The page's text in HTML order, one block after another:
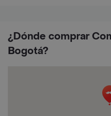
¿Dónde comprar
Bogotá?